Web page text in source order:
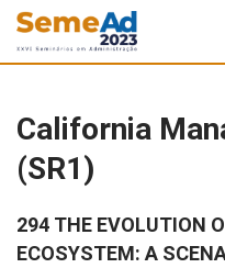
California
(SR1)
294 THE EVOLUTION
ECOSYSTEM: A